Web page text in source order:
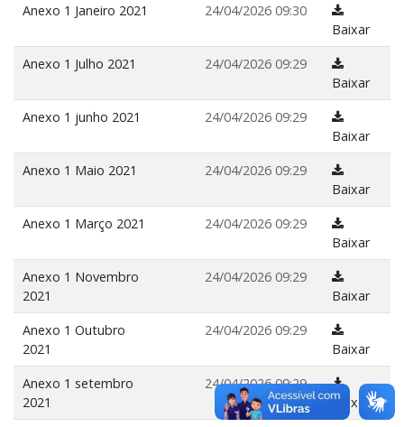
Anexo 1 Janeiro 2021
24/04/2026 09:30
Baixar
Anexo 1 Julho 2021
24/04/2026 09:29
Baixar
Anexo 1 junho 2021
24/04/2026 09:29
Baixar
Anexo 1 Maio 2021
24/04/2026 09:29
Baixar
Anexo 1 Março 2021
24/04/2026 09:29
Baixar
Anexo 1 Novembro
2021
24/04/2026 09:29
Baixar
Anexo 1 Outubro
2021
24/04/2026 09:29
Baixar
Anexo 1 setembro
2021
24/04/2026 09:29
Baixar